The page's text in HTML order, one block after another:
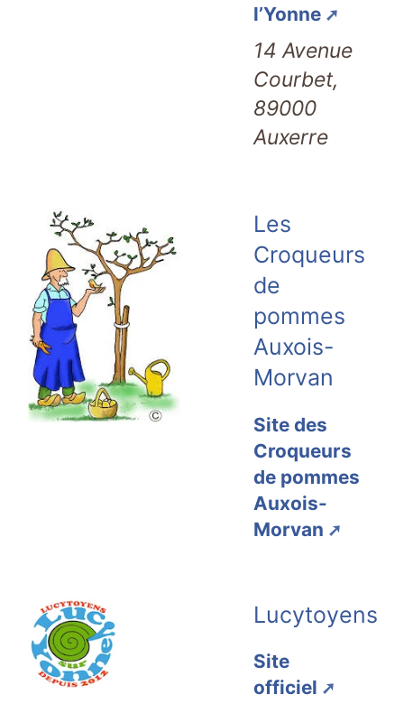
l’Yonne
14 Avenue
Courbet,
89000
Auxerre
Les
Croqueurs
de
pommes
Auxois-
Morvan
Site des
Croqueurs
de pommes
Auxois-
Morvan
Lucytoyens
Site
officiel